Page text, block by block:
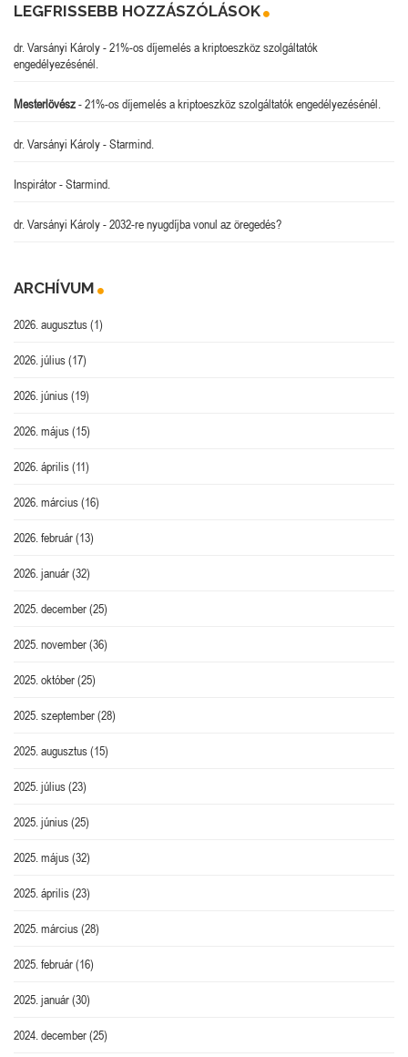
LEGFRISSEBB HOZZÁSZÓLÁSOK
dr. Varsányi Károly-21%-os díjemelés a kriptoeszköz szolgáltatók
engedélyezésénél.
Mesterlövész-21%-os díjemelés a kriptoeszköz szolgáltatók engedélyezésénél.
dr. Varsányi Károly-Starmind.
Inspirátor-Starmind.
dr. Varsányi Károly-2032-re nyugdíjba vonul az öregedés?
ARCHÍVUM
2026. augusztus(1)
2026. július(17)
2026. június(19)
2026. május(15)
2026. április(11)
2026. március(16)
2026. február(13)
2026. január(32)
2025. december(25)
2025. november(36)
2025. október(25)
2025. szeptember(28)
2025. augusztus(15)
2025. július(23)
2025. június(25)
2025. május(32)
2025. április(23)
2025. március(28)
2025. február(16)
2025. január(30)
2024. december(25)